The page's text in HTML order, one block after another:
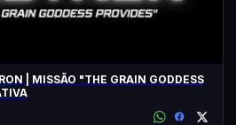
| MISSÃO "THE GRAIN GODDESS